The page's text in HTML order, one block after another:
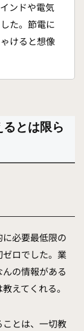
ンドや電気
た。節電に
けると想像
とは限ら
必要最低限の
ロでした。業
の情報がある
えてくれる。
とは、一切教